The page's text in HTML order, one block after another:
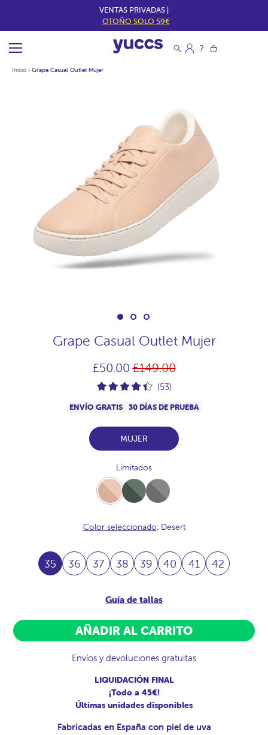
VENTAS PRIVADAS |
OTOÑO SOLO 59€
Inicio › Grape Casual Outlet Mujer
Grape Casual Outlet Mujer
£50.00Precio
habitual
£149.00
(53)
ENVÍO GRATIS 30 DÍAS DE PRUEBA
MUJER
Limitados
Desert
Full-
Khaki
Full-
Acero
Color seleccionado: Desert
35 36 37 38 39 40 41 42
Guía de tallas
AÑADIR AL CARRITO
Envíos y devoluciones gratuitas
LIQUIDACIÓN FINAL
¡Todo a 45€!
Últimas unidades disponibles
Fabricadas en España con piel de uva